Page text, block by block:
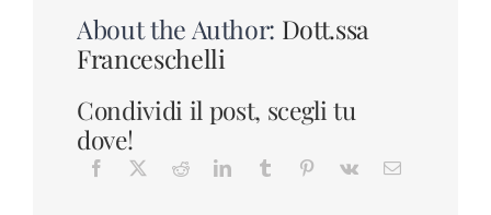
About the Author: Dott.ssa
Franceschelli
Condividi il post, scegli tu
dove!